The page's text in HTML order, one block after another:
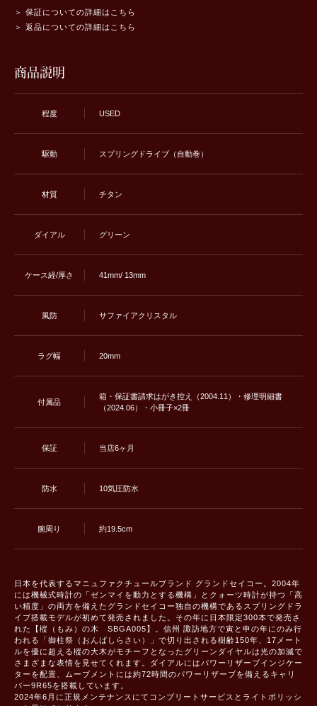
＞ 保証についての詳細はこちら
＞ 返品についての詳細はこちら
商品説明
程度 USED
駆動 スプリングドライブ（自動巻）
材質 チタン
ダイアル グリーン
ケース経/厚さ 41mm/ 13mm
風防 サファイアクリスタル
ラグ幅 20mm
付属品
箱・保証書請求はがき控え（2004.11）・修理明細書
（2024.06）・小冊子×2冊
保証 当店6ヶ月
防水 10気圧防水
腕周り 約19.5cm
日本を代表するマニュファクチュールブランド グランドセイコー。2004年
には機械式時計の「ゼンマイを動力とする機構」とクォーツ時計が持つ「高
い精度」の両方を備えたグランドセイコー独自の機構であるスプリングドラ
イブ搭載モデルが初めて発売されました。その年に日本限定300本で発売さ
れた【樅（もみ）の木 SBGA005】。信州 諏訪地方で寅と申の年にのみ行
われる「御柱祭（おんばしらさい）」で切り出される樹齢150年、17メート
ルを優に超える樅の大木がモチーフとなったグリーンダイヤルは光の加減で
さまざまな表情を見せてくれます。ダイアルにはパワーリザーブインジケー
ターを配置、ムーブメントには約72時間のパワーリザーブを備えるキャリ
バー9R65を搭載しています。
2024年6月に正規メンテナンスにてコンプリートサービスとライトポリッシ